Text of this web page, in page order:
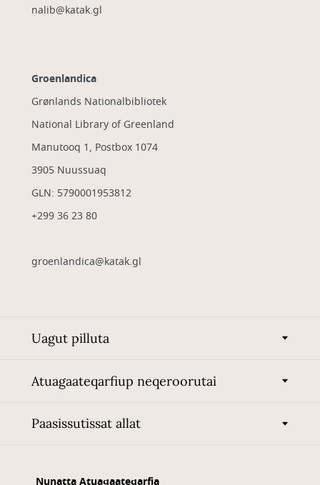
nalib@katak.gl​
Groenlandica
Grønlands Nationalbibliotek
National Library of Greenland
Manutooq 1, Postbox 1074
3905 Nuussuaq
GLN: 5790001953812
+299 36 23 80
groenlandica@katak.gl
Uagut pilluta
Atuagaateqarfiup neqeroorutai
Paasissutissat allat
Nunatta Atuagaateqarfia